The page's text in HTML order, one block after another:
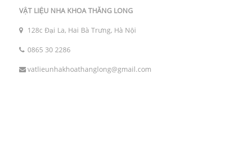
VẬT LIỆU NHA KHOA THĂNG LONG
128c Đại La, Hai Bà Trưng, Hà Nội
0865 30 2286
vatlieunhakhoathanglong@gmail.com